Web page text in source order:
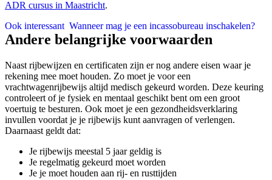
ADR cursus in Maastricht.
Ook interessant Wanneer mag je een incassobureau inschakelen?
Andere belangrijke voorwaarden
Naast rijbewijzen en certificaten zijn er nog andere eisen waar je
rekening mee moet houden. Zo moet je voor een
vrachtwagenrijbewijs altijd medisch gekeurd worden. Deze keuring
controleert of je fysiek en mentaal geschikt bent om een groot
voertuig te besturen. Ook moet je een gezondheidsverklaring
invullen voordat je je rijbewijs kunt aanvragen of verlengen.
Daarnaast geldt dat:
Je rijbewijs meestal 5 jaar geldig is
Je regelmatig gekeurd moet worden
Je je moet houden aan rij- en rusttijden